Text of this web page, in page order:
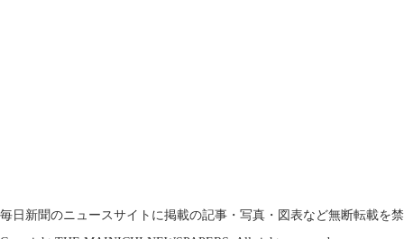
毎日新聞のニュースサイトに掲載の記事・写真・図表など無断転載を